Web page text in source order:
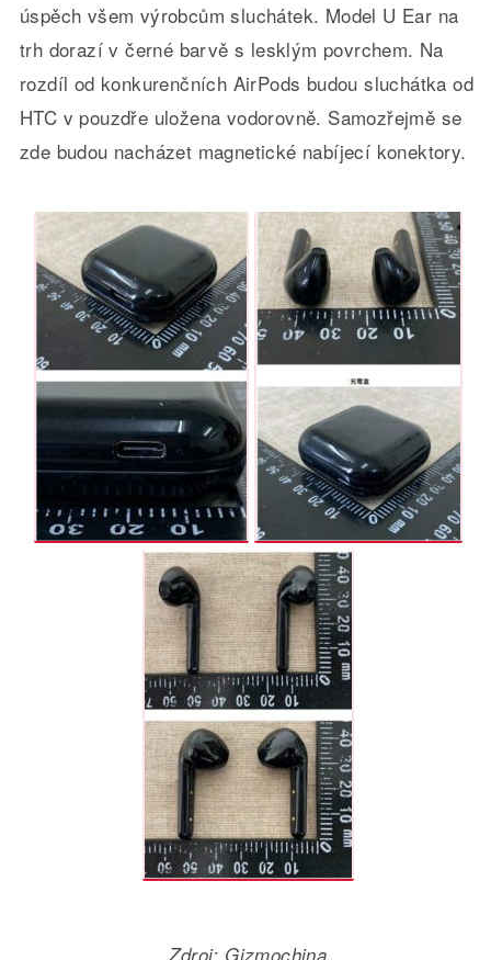
úspěch všem výrobcům sluchátek. Model U Ear na
trh dorazí v černé barvě s lesklým povrchem. Na
rozdíl od konkurenčních AirPods budou sluchátka od
HTC v pouzdře uložena vodorovně. Samozřejmě se
zde budou nacházet magnetické nabíjecí konektory.
Zdroj: Gizmochina